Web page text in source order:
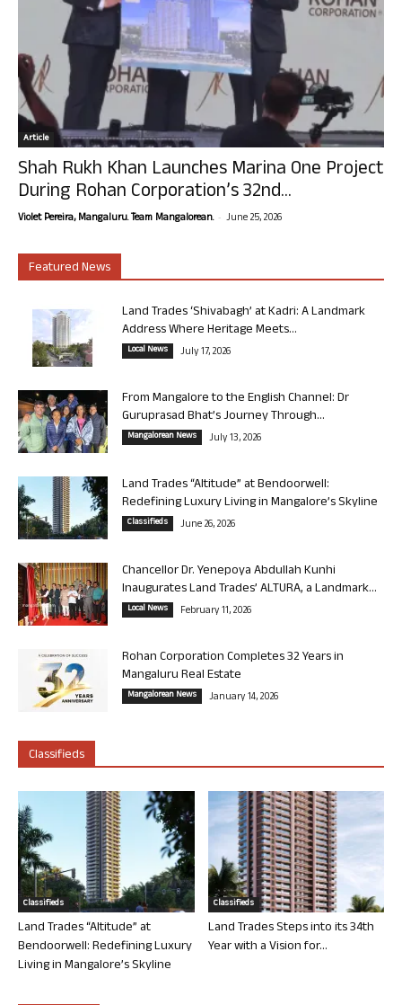
Article
Shah Rukh Khan Launches Marina One Project
During Rohan Corporation’s 32nd...
Violet Pereira, Mangaluru. Team Mangalorean. - June 25, 2026
Featured News
Land Trades ‘Shivabagh’ at Kadri: A Landmark
Address Where Heritage Meets...
Local News July 17, 2026
From Mangalore to the English Channel: Dr
Guruprasad Bhat’s Journey Through...
Mangalorean News July 13, 2026
Land Trades “Altitude” at Bendoorwell:
Redefining Luxury Living in Mangalore’s Skyline
Classifieds June 26, 2026
Chancellor Dr. Yenepoya Abdullah Kunhi
Inaugurates Land Trades’ ALTURA, a Landmark...
Local News February 11, 2026
Rohan Corporation Completes 32 Years in
Mangaluru Real Estate
Mangalorean News January 14, 2026
Classifieds
Classifieds
Land Trades “Altitude” at
Bendoorwell: Redefining Luxury
Living in Mangalore’s Skyline
Classifieds
Land Trades Steps into its 34th
Year with a Vision for...